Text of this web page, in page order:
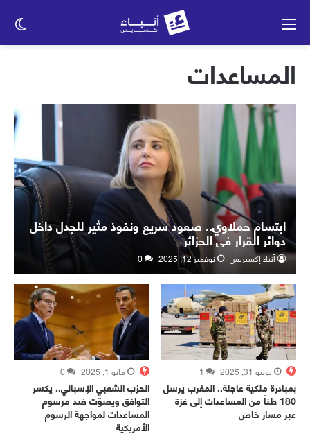
المساعدات
ابتسام حملاوي.. صعود سريع ونفوذ مثير للجدل داخل
دوائر القرار في الجزائر
أنباء إكسبريس نوفمبر 12, 2025 0
يوليو 31, 2025 1
بمبادرة ملكية عاجلة.. المغرب يرسل
180 طناً من المساعدات إلى غزة
عبر مسار خاص
مايو 1, 2025 0
الحزب الشعبي الإسباني.. يكسر
التوافق ويصوّت ضد مرسوم
المساعدات لمواجهة الرسوم
الأمريكية